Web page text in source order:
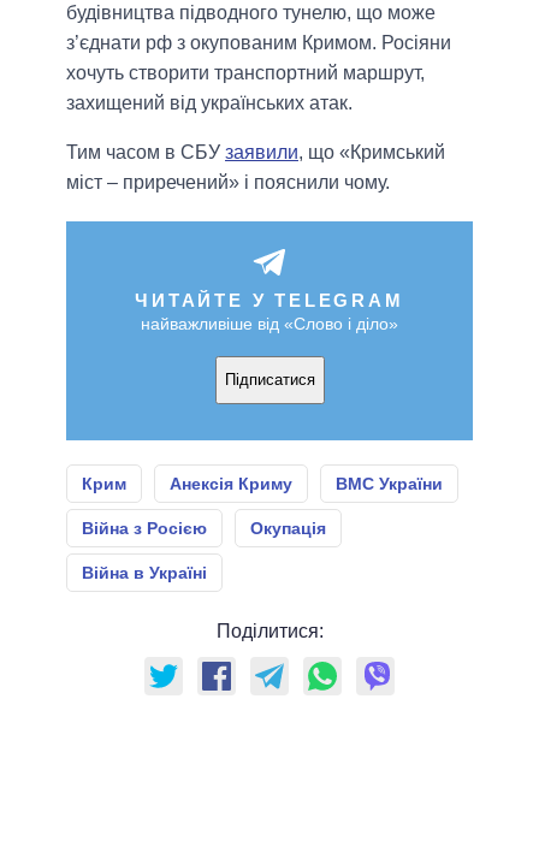
будівництва підводного тунелю, що може
з’єднати рф з окупованим Кримом. Росіяни
хочуть створити транспортний маршрут,
захищений від українських атак.
Тим часом в СБУ заявили, що «Кримський
міст – приречений» і пояснили чому.
ЧИТАЙТЕ У TELEGRAM
найважливіше від «Слово і діло»
Підписатися
Крим Анексія Криму ВМС України
Війна з Росією Окупація
Війна в Україні
Поділитися: